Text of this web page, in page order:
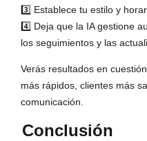
3️⃣ Establece tu estilo y
4️⃣ Deja que la IA gestione
los seguimientos y las
Verás resultados en
más rápidos, clientes más
comunicación.
Conclusión